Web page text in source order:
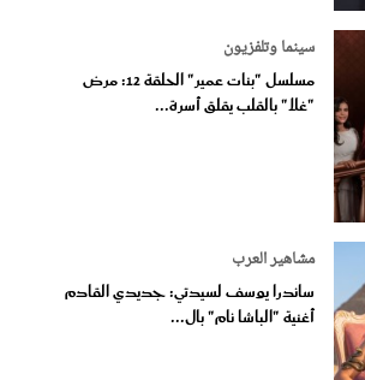
سينما وتلفزيون
مسلسل "بنات عمير" الحلقة 12: مرض
"غلا" بالقلب يقلق أسرة...
مشاهير العرب
ساندرا يوسف لسيدتي: جديدي القادم
أغنية "الباشا نام" بال...